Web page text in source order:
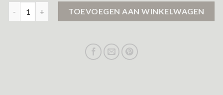
TOEVOEGEN AAN WINKELWAGEN